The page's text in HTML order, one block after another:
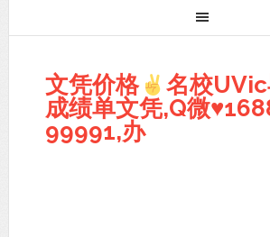
文凭价格
名校
成绩单文凭,Q微♥
99991,办